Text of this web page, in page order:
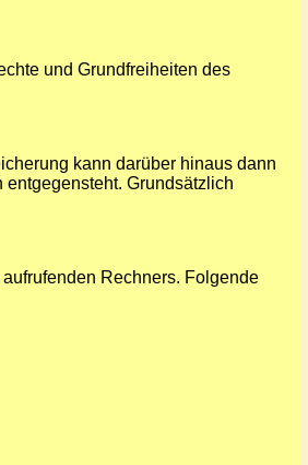
und Grundfreiheiten des
kann darüber hinaus dann
Grundsätzlich
Rechners. Folgende